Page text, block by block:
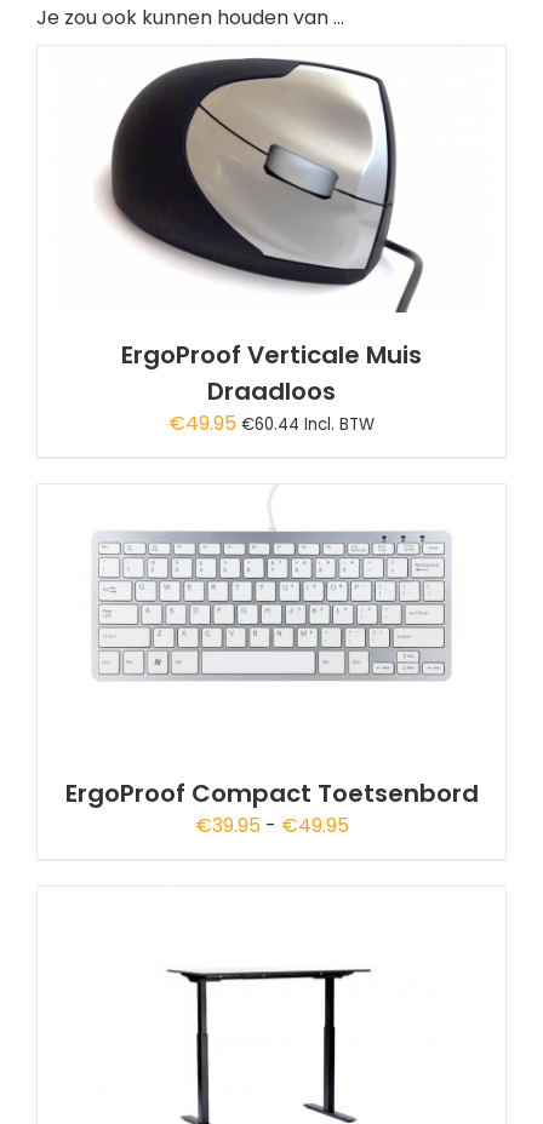
Je zou ook kunnen houden van …
ErgoProof Verticale Muis
Draadloos
€49.95 €60.44 Incl. BTW
ErgoProof Compact Toetsenbord
€39.95 - €49.95Prijsklasse: